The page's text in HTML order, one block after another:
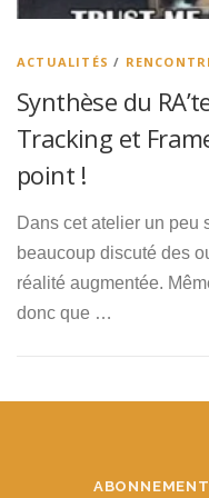
ACTUALITÉS /
Synthèse du
Tracking et
point !
Dans cet atelier un peu
beaucoup discuté des
réalité augmentée.
donc que …